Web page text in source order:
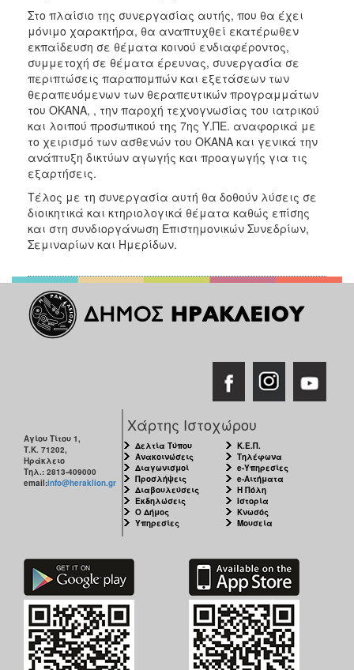
Στο πλαίσιο της συνεργασίας αυτής, που θα έχει
μόνιμο χαρακτήρα, θα αναπτυχθεί εκατέρωθεν
εκπαίδευση σε θέματα κοινού ενδιαφέροντος,
συμμετοχή σε θέματα έρευνας, συνεργασία σε
περιπτώσεις παραπομπών και εξετάσεων των
θεραπευόμενων των θεραπευτικών προγραμμάτων
του ΟΚΑΝΑ, , την παροχή τεχνογνωσίας του ιατρικού
και λοιπού προσωπικού της 7ης Υ.ΠΕ. αναφορικά με
το χειρισμό των ασθενών του ΟΚΑΝΑ και γενικά την
ανάπτυξη δικτύων αγωγής και προαγωγής για τις
εξαρτήσεις.
Τέλος με τη συνεργασία αυτή θα δοθούν λύσεις σε
διοικητικά και κτηριολογικά θέματα καθώς επίσης
και στη συνδιοργάνωση Επιστημονικών Συνεδρίων,
Σεμιναρίων και Ημερίδων.
Αγίου Τίτου 1,
Τ.Κ. 71202,
Ηράκλειο
Τηλ.: 2813-409000
email:info@heraklion.gr
Χάρτης Ιστοχώρου
Δελτία Τύπου
Ανακοινώσεις
Διαγωνισμοί
Προσλήψεις
Διαβουλεύσεις
Εκδηλώσεις
Ο Δήμος
Υπηρεσίες
Κ.Ε.Π.
Τηλέφωνα
e-Υπηρεσίες
e-Αιτήματα
Η Πόλη
Ιστορία
Κνωσός
Μουσεία